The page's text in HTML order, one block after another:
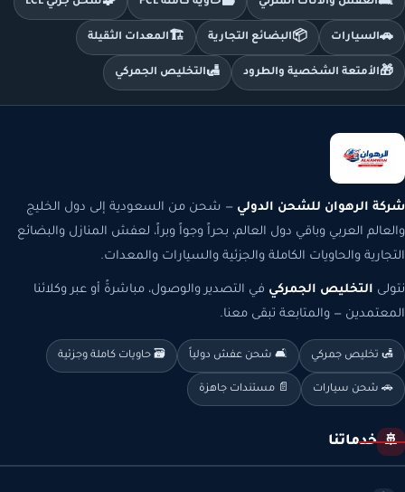
🚗السيارات 📦البضائع التجارية 🏗️ المعدات الثقيلة
🎁الأمتعة الشخصية والطرود 🛃التخليص الجمركي
شركة الرهوان للشحن الدولي — شحن من السعودية إلى دول الخليج
والعالم العربي وباقي دول العالم، بحراً وجواً وبراً، لعفش المنازل والبضائع
التجارية والحاويات الكاملة والجزئية والسيارات والمعدات.
نتولى التخليص الجمركي في التصدير والوصول، مباشرةً أو عبر وكلائنا
المعتمدين — والمتابعة تبقى معنا.
🛃 تخليص جمركي 🛋️ شحن عفش دولياً 🗃️ حاويات كاملة وجزئية
🚗 شحن سيارات 📄 مستندات جاهزة
🚢 خدماتنا